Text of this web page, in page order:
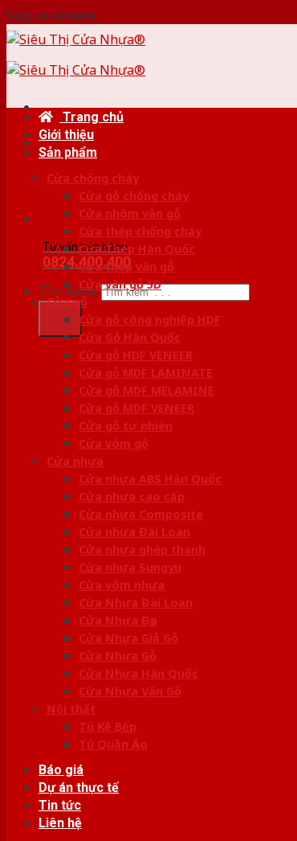
Skip to content
Tư vấn bán hàng
0824.400.400
Tìm kiếm:
Trang chủ
Giới thiệu
Sản phẩm
Cửa chống cháy
Cửa gỗ chống cháy
Cửa nhôm vân gỗ
Cửa thép chống cháy
Cửa Thép Hàn Quốc
Cửa thép vân gỗ
Cửa vân gỗ 5D
Cửa gỗ
Cửa gỗ công nghiệp HDF
Cửa Gỗ Hàn Quốc
Cửa gỗ HDF VENEER
Cửa gỗ MDF LAMINATE
Cửa gỗ MDF MELAMINE
Cửa gỗ MDF VENEER
Cửa gỗ tự nhiên
Cửa vòm gỗ
Cửa nhựa
Cửa nhựa ABS Hàn Quốc
Cửa nhựa cao cấp
Cửa nhựa Composite
Cửa nhựa Đài Loan
Cửa nhựa ghép thanh
Cửa nhựa Sungyu
Cửa vòm nhựa
Cửa Nhựa Đài Loan
Cửa Nhựa Đẹp
Cửa Nhựa Giả Gỗ
Cửa Nhựa Gỗ
Cửa Nhựa Hàn Quốc
Cửa Nhựa Vân Gỗ
Nội thất
Tủ Kệ Bếp
Tủ Quần Áo
Báo giá
Dự án thực tế
Tin tức
Liên hệ